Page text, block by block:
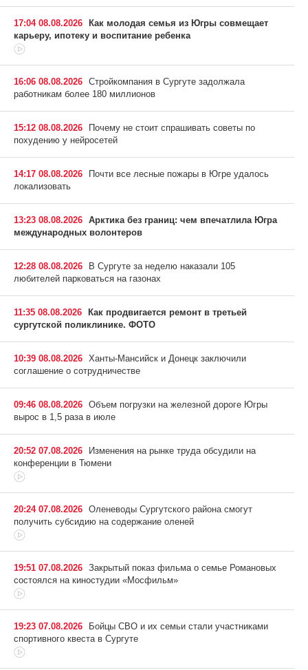
17:04 08.08.2026 Как молодая семья из Югры совмещает
карьеру, ипотеку и воспитание ребенка
16:06 08.08.2026 Стройкомпания в Сургуте задолжала
работникам более 180 миллионов
15:12 08.08.2026
Почему не стоит спрашивать советы по
похудению у нейросетей
14:17 08.08.2026
Почти все лесные пожары в Югре удалось
локализовать
13:23 08.08.2026 Арктика без границ: чем впечатлила Югра
международных волонтеров
12:28 08.08.2026
В Сургуте за неделю наказали 105
любителей парковаться на газонах
11:35 08.08.2026 Как продвигается ремонт в третьей
сургутской поликлинике. ФОТО
10:39 08.08.2026 Ханты-Мансийск и Донецк заключили
соглашение о сотрудничестве
09:46 08.08.2026 Объем погрузки на железной дороге Югры
вырос в 1,5 раза в июле
20:52 07.08.2026
Изменения на рынке труда обсудили на
конференции в Тюмени
20:24 07.08.2026 Оленеводы Сургутского района смогут
получить субсидию на содержание оленей
19:51 07.08.2026 Закрытый показ фильма о семье Романовых
состоялся на киностудии «Мосфильм»
19:23 07.08.2026
Бойцы СВО и их семьи стали участниками
спортивного квеста в Сургуте